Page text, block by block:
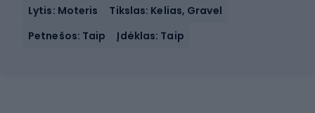
Lytis: Moteris
Tikslas: Kelias, Gravel
Petnešos: Taip
Įdėklas: Taip